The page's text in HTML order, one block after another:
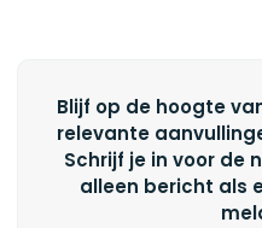
Blijf op de hoogte
relevante
Schrijf je in voor de
alleen bericht als